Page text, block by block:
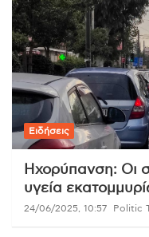
Ειδήσεις
Ηχορύπανση: Οι
υγεία
24/06/2025, 10:57 Politic